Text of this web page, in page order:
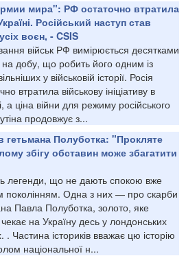
мира": РФ остаточно втратила
Російський наступ став
воєн, - CSIS
військ РФ вимірюється десятками
на добу, що робить його одним із
у військовій історії. Росія
втратила військову ініціативу в
а ціна війни для режиму російського
продовжує з...
гетьмана Полуботка: "Прокляте
збігу обставин може збагатити
легенди, що не дають спокою вже
поколінням. Одна з них — про скарби
Павла Полуботка, золото, яке
чекає на Україну десь у лондонських
. Частина істориків вважає цю історію
національної н...